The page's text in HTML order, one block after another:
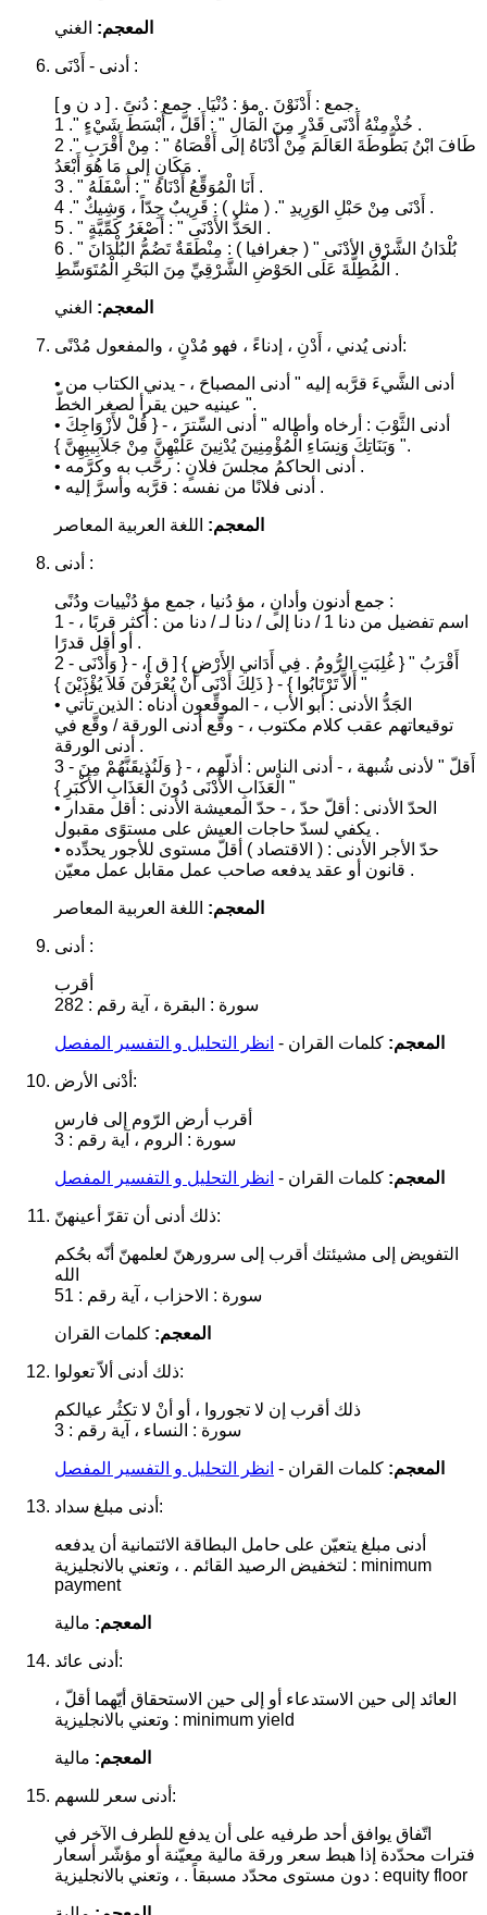
المعجم: الغني
أدنى - أَدْنَى :
جمع : أَدْنَوْنَ . مؤ : دُنْيَا . جمع : دُنىً . [ د ن و ].
1 ." خُذْ مِنْهُ أَدْنَى قَدْرٍ مِنَ الْمَالِ " : أَقَلَّ ، أَبْسَطَ شَيْءٍ .
2 ." طَافَ ابْنُ بَطُّوطَةَ العَالَمَ مِنْ أَدْنَاهُ إلى أَقْصَاهُ " : مِنْ أَقْرَبِ
مَكَانٍ إلى مَا هُوَ أَبْعَدُ .
3 . " أَنَا الْمُوَقِّعُ أَدْنَاهُ " : أَسْفَلَهُ .
4 ." أَدْنَى مِنْ حَبْلِ الوَرِيدِ ". ( مثل ) : قَرِيبٌ جِدّاً ، وَشِيكٌ .
5 . " الحَدُّ الأَدْنَى " : أَصْغَرُ كَمِّيَّةٍ .
6 . " بُلْدَانُ الشَّرْقِ الأدْنَى " ( جغرافيا ) : مِنْطَقَةٌ تَضُمُّ البُلْدَانَ
الْمُطِلَّةَ عَلَى الحَوْضِ الشَّرْقِيِّ مِنَ البَحْرِ الْمُتَوَسِّطِ .
المعجم: الغني
أدنى يُدني ، أَدْنِ ، إدناءً ، فهو مُدْنٍ ، والمفعول مُدْنًى:
• أدنى الشَّيءَ قرَّبه إليه " أدنى المصباحَ ، - يدني الكتاب من
عينيه حين يقرأ لصغر الخطّ ".
• أدنى الثَّوْبَ : أرخاه وأطاله " أدنى السِّترَ ، - { قُلْ لأَزْوَاجِكَ
وَبَنَاتِكَ وَنِسَاءِ الْمُؤْمِنِينَ يُدْنِينَ عَلَيْهِنَّ مِنْ جَلاَبِيبِهِنَّ } ".
• أدنى الحاكمُ مجلسَ فلانٍ : رحَّب به وكرَّمه .
• أدنى فلانًا من نفسه : قرَّبه وأسرَّ إليه .
المعجم: اللغة العربية المعاصر
أدنى :
جمع أدنون وأدانٍ ، مؤ دُنيا ، جمع مؤ دُنْييات ودُنًى :
1 - اسم تفضيل من دنا 1 / دنا إلى / دنا لـ / دنا من : أكثر قربًا ،
أو أقل قدرًا .
2 - أَقْرَبُ " { غُلِبَتِ الرُّومُ . فِي أَدَاني الأَرْضِ } [ ق ]، - { وَأَدْنَى
أَلاَّ تَرْتَابُوا } - { ذَلِكَ أَدْنَى أَنْ يُعْرَفْنَ فَلاَ يُؤْذَيْنَ } "
• الجَدُّ الأدنى : أبو الأب ، - الموقِّعون أدناه : الذين تأتي
توقيعاتهم عقب كلام مكتوب ، - وقَّع أدنى الورقة / وقَّع في
أدنى الورقة .
3 - أَقلّ " لأدنى شُبهة ، - أدنى الناس : أذلّهم ، - { وَلَنُذِيقَنَّهُمْ مِنَ
الْعَذَابِ الأَدْنَى دُونَ الْعَذَابِ الأَكْبَرِ } "
• الحدّ الأدنى : أقلّ حدّ ، - حدّ المعيشة الأدنى : أقل مقدار
يكفي لسدّ حاجات العيش على مستوًى مقبول .
• حدّ الأجر الأدنى : ( الاقتصاد ) أقلّ مستوى للأجور يحدِّده
قانون أو عقد يدفعه صاحب عمل مقابل عمل معيّن .
المعجم: اللغة العربية المعاصر
أدنى :
أقرب
سورة : البقرة ، آية رقم : 282
المعجم: كلمات القران - انظر التحليل و التفسير المفصل
أدْنى الأرض:
أقرب أرض الرّوم إلى فارس
سورة : الروم ، آية رقم : 3
المعجم: كلمات القران - انظر التحليل و التفسير المفصل
ذلك أدنى أن تقرّ أعينهنّ:
التفويض إلى مشيئتك أقرب إلى سرورهنّ لعلمهنّ أنّه بحُكم
الله
سورة : الاحزاب ، آية رقم : 51
المعجم: كلمات القران
ذلك أدنى ألاّ تعولوا:
ذلك أقرب إن لا تجوروا ، أو أنْ لا تكثُر عيالكم
سورة : النساء ، آية رقم : 3
المعجم: كلمات القران - انظر التحليل و التفسير المفصل
أدنى مبلغ سداد:
أدنى مبلغ يتعيّن على حامل البطاقة الائتمانية أن يدفعه
لتخفيض الرصيد القائم . ، وتعني بالانجليزية : minimum
payment
المعجم: مالية
أدنى عائد:
العائد إلى حين الاستدعاء أو إلى حين الاستحقاق أيّهما أقلّ ،
وتعني بالانجليزية : minimum yield
المعجم: مالية
أدنى سعر للسهم:
اتّفاق يوافق أحد طرفيه على أن يدفع للطرف الآخر في
فترات محدّدة إذا هبط سعر ورقة مالية معيّنة أو مؤشّر أسعار
دون مستوى محدّد مسبقاً . ، وتعني بالانجليزية : equity floor